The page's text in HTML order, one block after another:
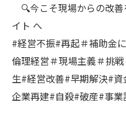
🔍今こそ現場からの改
イト へ
#経営不振#再起＃補助金
倫理経営＃現場主義＃挑
生#経営改善#早期解決#
企業再建#自殺#破産#事業